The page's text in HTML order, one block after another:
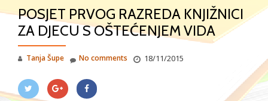
POSJET PRVOG RAZREDA KNJIŽNICI
ZA DJECU S OŠTEĆENJEM VIDA
Tanja Šupe 18/11/2015
No comments